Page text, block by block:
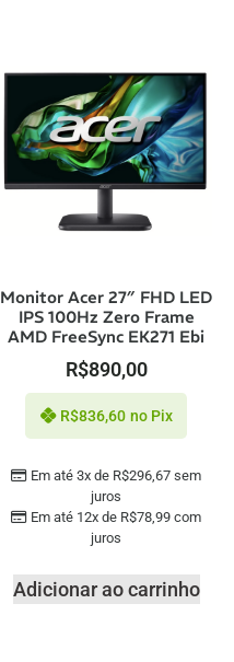
Monitor Acer 27″ FHD LED
IPS 100Hz Zero Frame
AMD FreeSync EK271 Ebi
R$890,00
Em até 3x de R$296,67 sem
juros
Em até 12x de R$78,99 com
juros
R$836,60 no Pix
Adicionar ao carrinho